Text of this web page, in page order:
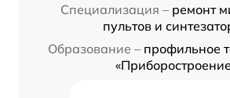
Специализация – ремонт
пультов и
Образование – профильное